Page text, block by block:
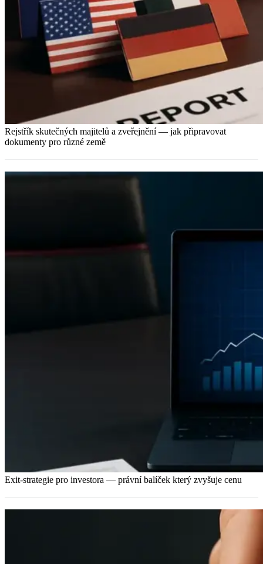
Rejstřík skutečných majitelů a zveřejnění — jak připravovat
dokumenty pro různé země
Exit-strategie pro investora — právní balíček který zvyšuje cenu